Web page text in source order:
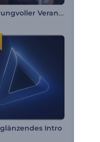
Schwungvoller Veranstaltungsauftakt
Intro